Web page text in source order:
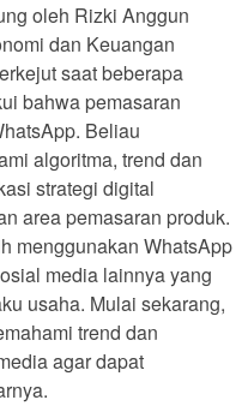
oleh Rizki Anggun
dan Keuangan
saat beberapa
bahwa pemasaran
Beliau
algoritma, trend dan
strategi digital
area pemasaran produk.
menggunakan WhatsApp
media lainnya yang
usaha. Mulai sekarang,
trend dan
agar dapat